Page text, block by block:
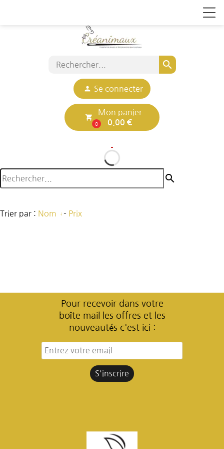
search
person Se connecter
local_grocery_store
0
Mon panier
0.00 €
search
Trier par : Nom - Prix
Pour recevoir dans votre
boîte mail les offres et les
nouveautés c'est ici :